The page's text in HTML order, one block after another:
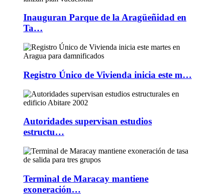
Inauguran Parque de la Aragüeñidad en
Ta…
Registro Único de Vivienda inicia este m…
Autoridades supervisan estudios
estructu…
Terminal de Maracay mantiene
exoneración…